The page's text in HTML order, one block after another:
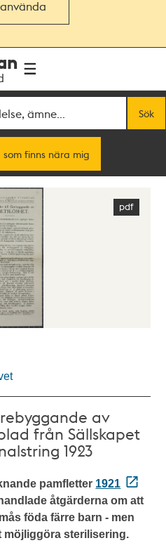
Sök
som finns nära mig
av
från Sällskapet
1923
pamfletter 1921
åtgärderna om att
föda färre barn - men
möjliggöra sterilisering.